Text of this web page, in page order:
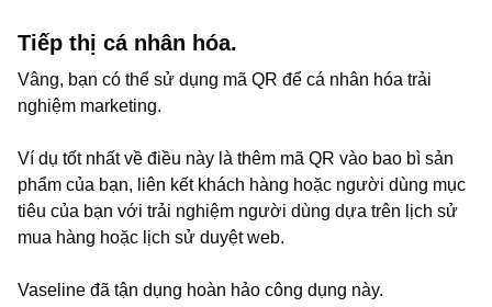
Tiếp thị cá nhân hóa.
Vâng, bạn có thể sử dụng mã QR để cá nhân hóa trải
nghiệm marketing.
Ví dụ tốt nhất về điều này là thêm mã QR vào bao bì sản
phẩm của bạn, liên kết khách hàng hoặc người dùng mục
tiêu của bạn với trải nghiệm người dùng dựa trên lịch sử
mua hàng hoặc lịch sử duyệt web.
Vaseline đã tận dụng hoàn hảo công dụng này.